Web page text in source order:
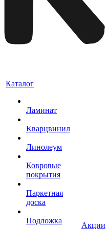
Каталог
Ламинат
Кварцвинил
Линолеум
Ковровые
покрытия
Паркетная
доска
Подложка
Акции